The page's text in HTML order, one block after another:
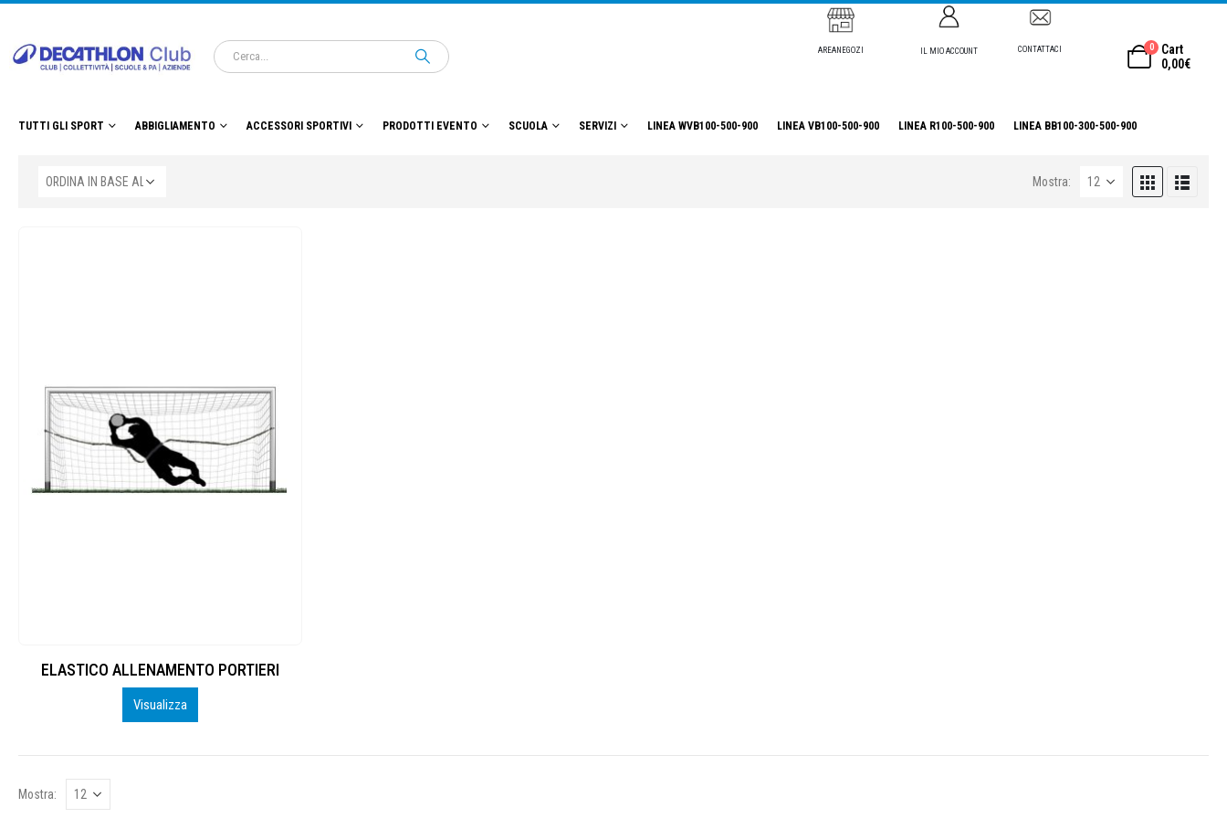
AREANEGOZI IL MIO ACCOUNT CONTATTACI 0
Cart
0,00€
TUTTI GLI SPORT ABBIGLIAMENTO ACCESSORI SPORTIVI PRODOTTI EVENTO SCUOLA SERVIZI LINEA WVB100-500-900 LINEA VB100-500-900 LINEA R100-500-900 LINEA BB100-300-500-900
Mostra:
ELASTICO ALLENAMENTO PORTIERI
Visualizza
Mostra: